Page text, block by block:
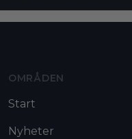
OMRÅDEN
Start
Nyheter